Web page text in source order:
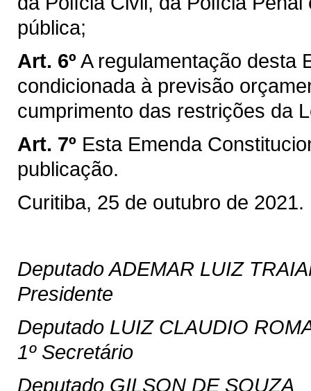
pública;
Art. 6º A regulamentação desta
condicionada à previsão
cumprimento das restrições da
Art. 7º Esta Emenda
publicação.
Curitiba, 25 de outubro de 2021.
Deputado ADEMAR LUIZ
Presidente
Deputado LUIZ CLAUDIO
1º Secretário
Deputado GILSON DE SOUZA